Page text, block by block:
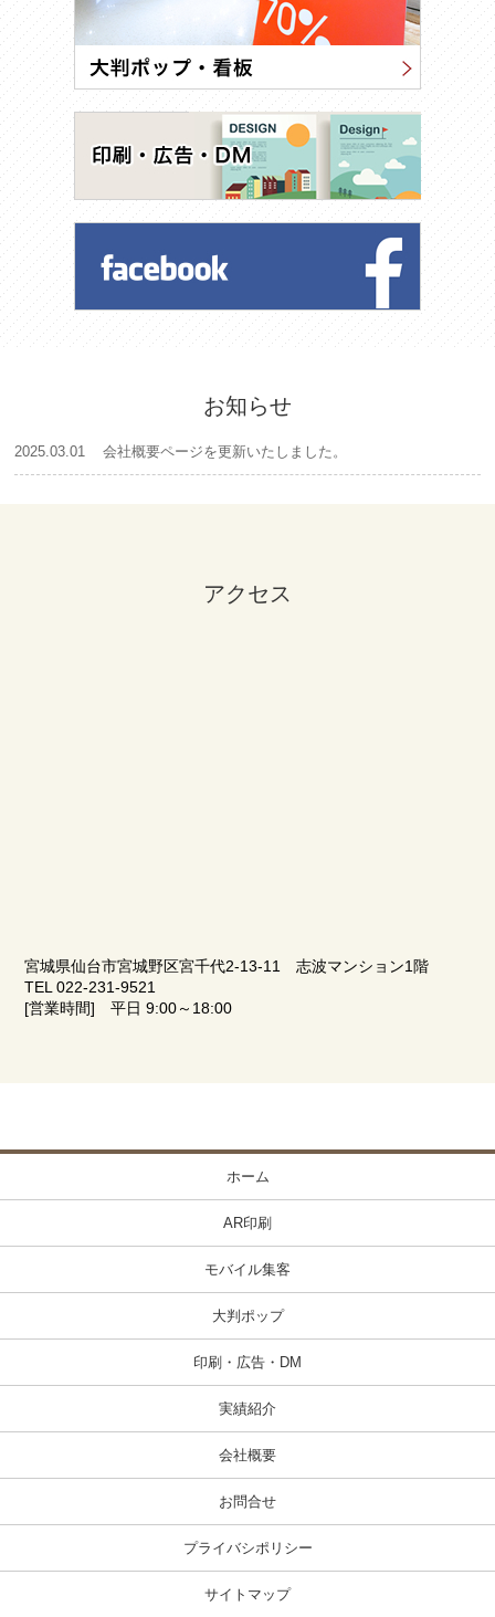
お知らせ
2025.03.01 会社概要ページを更新いたしました。
アクセス
宮城県仙台市宮城野区宮千代2-13-11 志波マンション1階
TEL 022-231-9521
[営業時間] 平日 9:00～18:00
ホーム
AR印刷
モバイル集客
大判ポップ
印刷・広告・DM
実績紹介
会社概要
お問合せ
プライバシポリシー
サイトマップ